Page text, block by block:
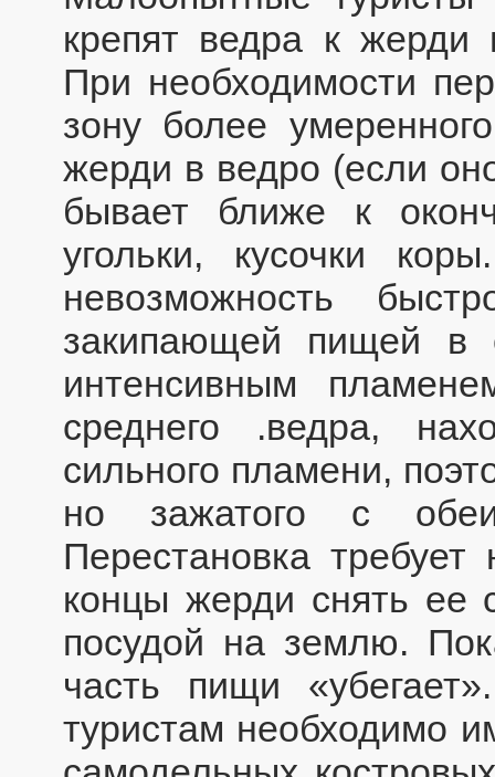
крепят ведра к жерди
При необходимости
зону более
жерди в ведро (если
бывает ближе к
угольки, кусочки
невозможность
закипающей пищей в
интенсивным
среднего .ведра,
сильного пламени,
но зажатого с
Перестановка
концы жерди снять ее
посудой на землю.
часть пищи
туристам необходимо